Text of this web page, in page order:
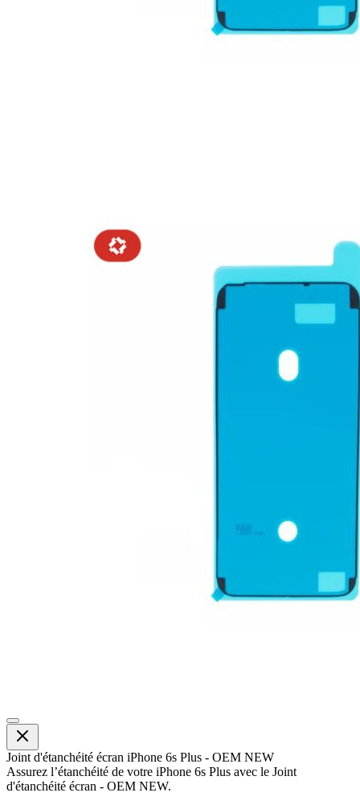
Joint d'étanchéité écran iPhone 6s Plus - OEM NEW
Assurez l’étanchéité de votre iPhone 6s Plus avec le Joint
d'étanchéité écran - OEM NEW.